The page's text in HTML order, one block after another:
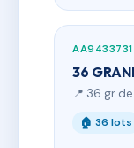
AA9433731
36
📍 36 gr
🏠 36 lots